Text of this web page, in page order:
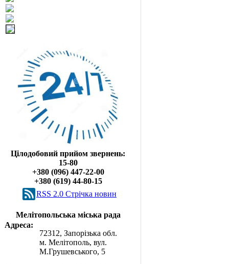
Цілодобовий прийом звернень:
15-80
+380 (096) 447-22-00
+380 (619) 44-80-15
RSS 2.0 Cтрічка новин
Мелітопольська міська рада
Адреса:
72312, Запорізька обл.
м. Мелітополь, вул.
М.Грушевського, 5